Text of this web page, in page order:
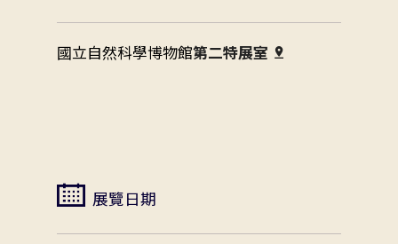
國立自然科學博物館第二特展室
展覽日期